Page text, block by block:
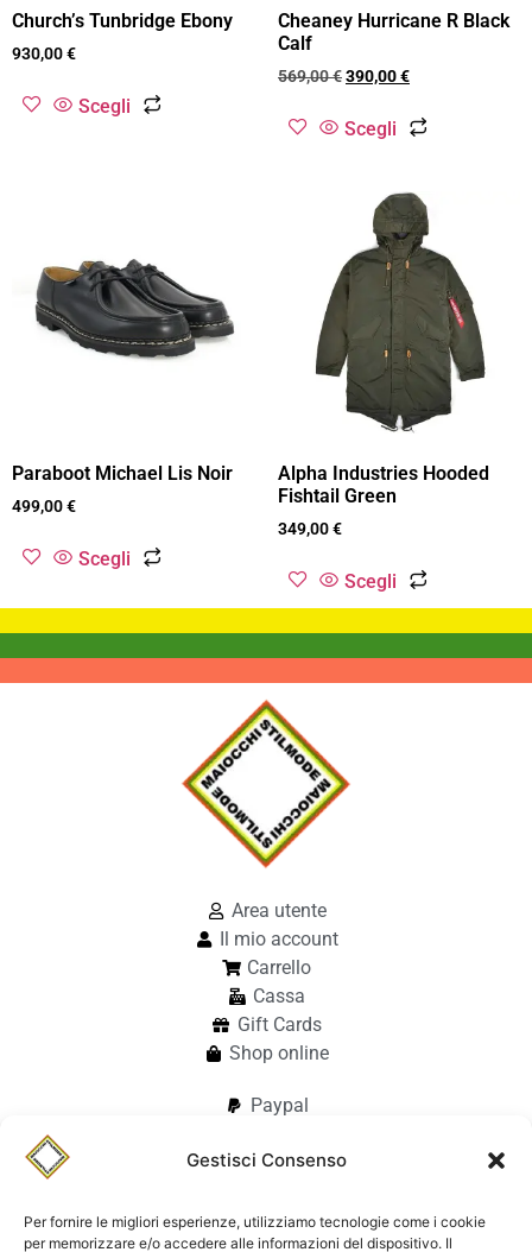
Gestisci Consenso
Per fornire le migliori esperienze, utilizziamo tecnologie come i cookie
per memorizzare e/o accedere alle informazioni del dispositivo. Il
Church’s Tunbridge Ebony
930,00€
Scegli
Cheaney Hurricane R Black
Calf
569,00€390,00€
Scegli
Paraboot Michael Lis Noir
499,00€
Scegli
Alpha Industries Hooded
Fishtail Green
349,00€
Scegli
Area utente
Il mio account
Carrello
Cassa
Gift Cards
Shop online
Paypal
Carte di credito
Google Pay